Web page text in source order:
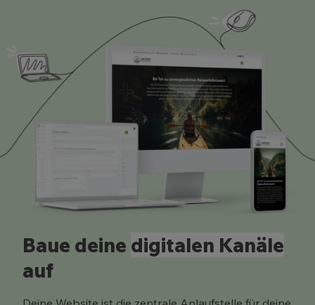
Baue deine digitalen Kanäle
auf